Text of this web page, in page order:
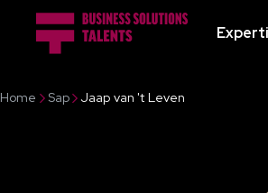
Home Sap Jaap van 't Leven